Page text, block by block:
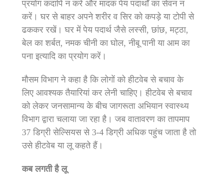
प्रयोग कदापि न करे और मादक पेय पदार्थों का सेवन न
करें। घर से बाहर अपने शरीर व सिर को कपड़े या टोपी से
ढककर रखें। घर में पेय पदार्थ जैसे लस्सी, छांछ, मट्ठा,
बेल का शर्बत, नमक चीनी का घोल, नीबू पानी या आम का
पना इत्यादि का प्रयोग करें।
मौसम विभाग ने कहा है कि लोगों को हीटवेब से बचाव के
लिए आवश्यक तैयारियां कर लेनी चाहिए। हीटवेब से बचाव
को लेकर जनसामान्य के बीच जागरूता अभियान स्वास्थ्य
विभाग द्वारा चलाया जा रहा है। जब वातावरण का तापमाप
37 डिग्री सेल्सियस से 3-4 डिग्री अधिक पहुंच जाता है तो
उसे हीटवेब या लू कहते हैं।
कब लगती है लू